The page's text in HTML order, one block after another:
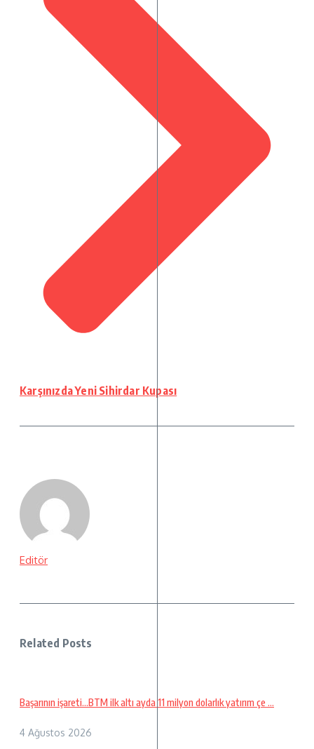
Karşınızda Yeni Sihirdar Kupası
Editör
Related Posts
Başarının işareti…BTM ilk altı ayda 11 milyon dolarlık yatırım çe ...
4 Ağustos 2026